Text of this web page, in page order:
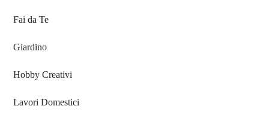
Fai da Te
Giardino
Hobby Creativi
Lavori Domestici